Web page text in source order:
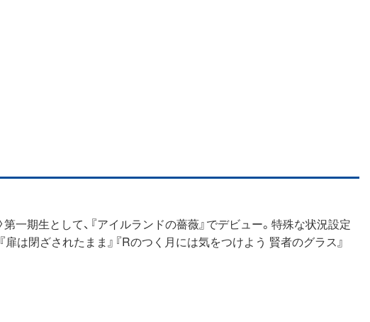
一期生として、『アイルランドの薔薇』でデビュー。特殊な状況設定
扉は閉ざされたまま』『Rのつく月には気をつけよう 賢者のグラス』